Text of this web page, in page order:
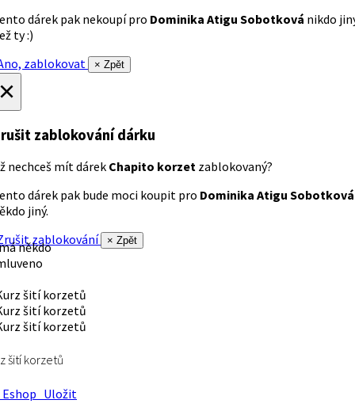
dárek pak nekoupí pro Dominika Atigu Sobotková nikdo
ty :)
zablokovat
× Zpět
zablokování dárku
nechceš mít dárek Chapito korzet zablokovaný?
dárek pak bude moci koupit pro Dominika Atigu Sobotková
jiný.
zablokování
× Zpět
někdo
šití korzetů
Uložit